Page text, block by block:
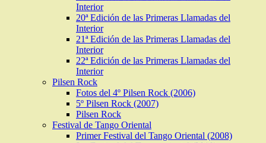
Interior
20ª Edición de las Primeras Llamadas del
Interior
21ª Edición de las Primeras Llamadas del
Interior
22ª Edición de las Primeras Llamadas del
Interior
Pilsen Rock
Fotos del 4º Pilsen Rock (2006)
5º Pilsen Rock (2007)
Pilsen Rock
Festival de Tango Oriental
Primer Festival del Tango Oriental (2008)